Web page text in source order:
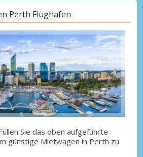
Perth Flughafen
Sie das oben aufgeführte
günstige Mietwagen in Perth zu